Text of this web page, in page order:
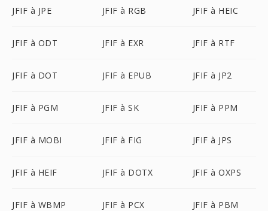
JFIF à JPE JFIF à RGB JFIF à HEIC
JFIF à ODT JFIF à EXR JFIF à RTF
JFIF à DOT JFIF à EPUB JFIF à JP2
JFIF à PGM JFIF à SK JFIF à PPM
JFIF à MOBI JFIF à FIG JFIF à JPS
JFIF à HEIF JFIF à DOTX JFIF à OXPS
JFIF à WBMP JFIF à PCX JFIF à PBM